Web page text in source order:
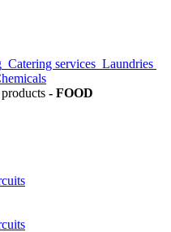
Catering services Laundries
- FOOD